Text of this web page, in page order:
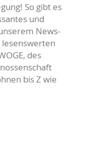
So gibt es
und
News-
des
bis Z wie